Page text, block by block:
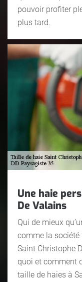
pouvoir profiter
plus tard.
Une haie
De Valains
Qui de mieux
comme la société
Saint Christophe
quoi et comment
taille de haies à